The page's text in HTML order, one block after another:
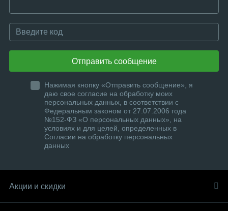
Отправить сообщение
Нажимая кнопку «Отправить сообщение», я
даю свое согласие на обработку моих
персональных данных, в соответствии с
Федеральным законом от 27.07.2006 года
№152-ФЗ «О персональных данных», на
условиях и для целей, определенных в
Согласии на обработку персональных
данных
Акции и скидки